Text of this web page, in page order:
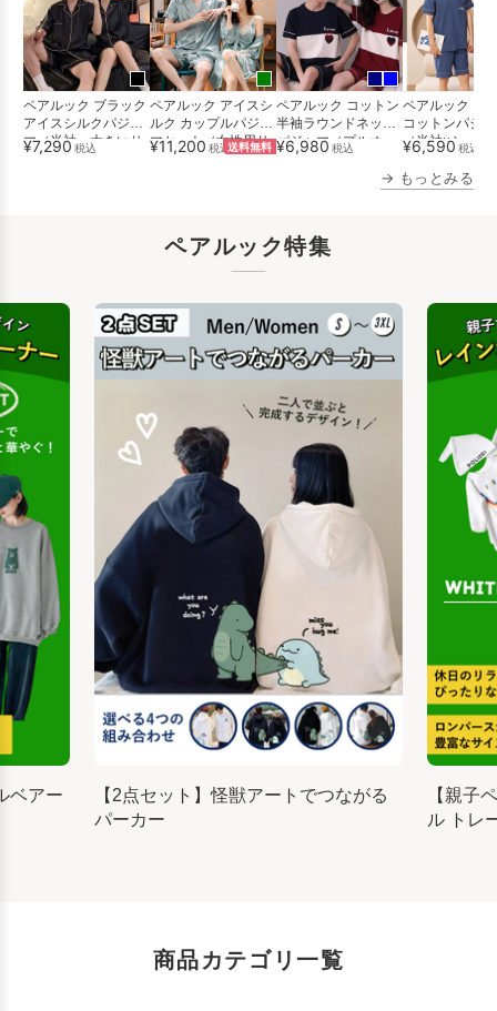
ペアルック ブラック
アイスシルクパジャ
マ（半袖・大きいサ
イズ対応...
¥7,290 税込
ペアルック アイスシ
ルク カップルパジャ
マセット（女性用サ
スペンダ...
¥11,200 税込送料無料
ペアルック コットン
半袖ラウンドネック
パジャマ（プルオー
バー、カジ...
¥6,980 税込
ペアルック シ
コットンパジ
（半袖×ショー
ンツ、ゆった...
¥6,590 税込
→ もっとみる
ペアルック特集
ベアー
【2点セット】怪獣アートでつながる
パーカー
【親子
ル トレ
商品カテゴリ一覧